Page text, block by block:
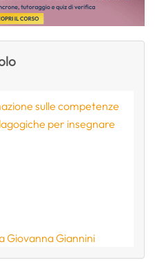
sulle competenze
per insegnare
Giovanna Giannini